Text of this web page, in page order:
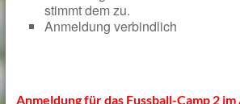
stimmt dem zu.
Anmeldung verbindlich
Anmeldung für das Fussball-Camp 2